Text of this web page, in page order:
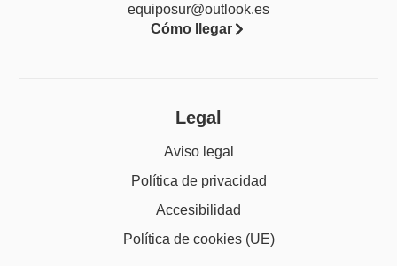
equiposur@outlook.es
Cómo llegar
Legal
Aviso legal
Política de privacidad
Accesibilidad
Política de cookies (UE)